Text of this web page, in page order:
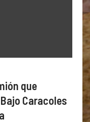
que
Caracoles